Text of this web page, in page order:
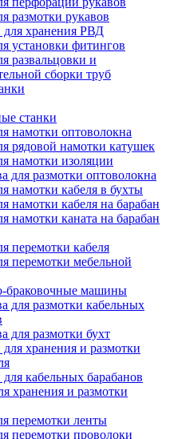
размотки рукавов
для хранения РВД
установки фитингов
развальцовки и
сборки труб
станки
намотки оптоволокна
рядовой намотки катушек
намотки изоляции
для размотки оптоволокна
намотки кабеля в бухты
намотки кабеля на барабан
намотки каната на барабан
перемотки кабеля
перемотки мебельной
браковочные машины
для размотки кабельных
для размотки бухт
хранения и размотки
кабельных барабанов
хранения и размотки
перемотки ленты
перемотки проволоки